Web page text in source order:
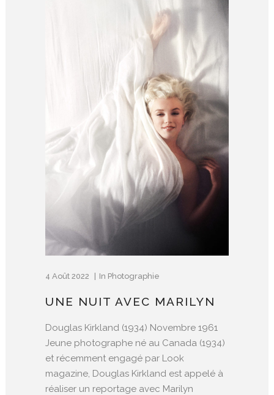
4 Août 2022 In Photographie
UNE NUIT AVEC MARILYN
Douglas Kirkland (1934) Novembre 1961
Jeune photographe né au Canada (1934)
et récemment engagé par Look
magazine, Douglas Kirkland est appelé à
réaliser un reportage avec Marilyn